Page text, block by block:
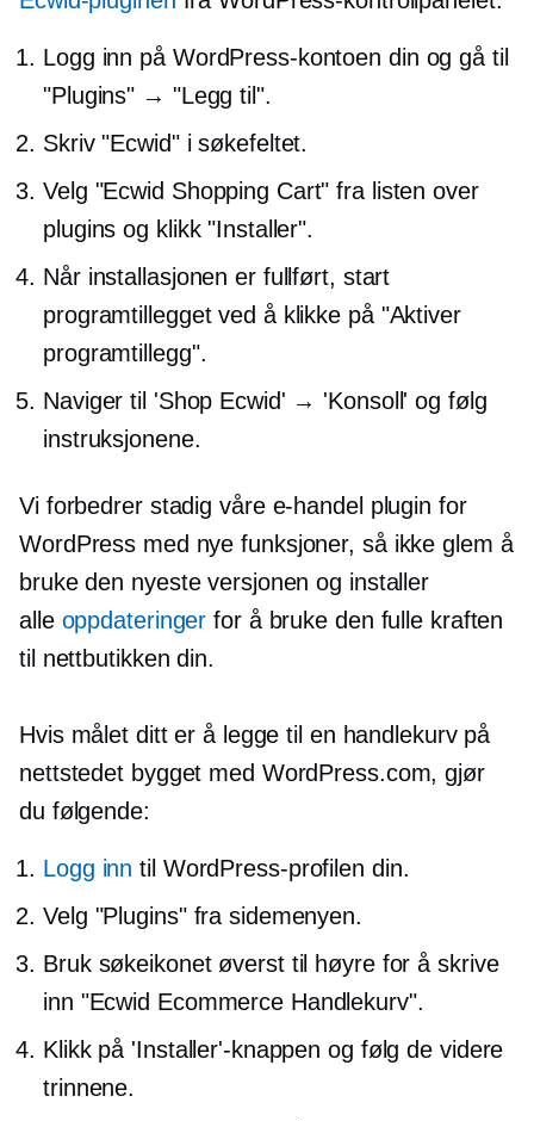
Logg inn på WordPress-kontoen din og gå til
"Plugins" → "Legg til".
Skriv "Ecwid" i søkefeltet.
Velg "Ecwid Shopping Cart" fra listen over
plugins og klikk "Installer".
Når installasjonen er fullført, start
programtillegget ved å klikke på "Aktiver
programtillegg".
Naviger til 'Shop Ecwid' → 'Konsoll' og følg
instruksjonene.
Vi forbedrer stadig våre e-handel plugin for
WordPress med nye funksjoner, så ikke glem å
bruke den nyeste versjonen og installer
alle oppdateringer for å bruke den fulle kraften
til nettbutikken din.
Hvis målet ditt er å legge til en handlekurv på
nettstedet bygget med WordPress.com, gjør
du følgende:
Logg inn til WordPress-profilen din.
Velg "Plugins" fra sidemenyen.
Bruk søkeikonet øverst til høyre for å skrive
inn "Ecwid Ecommerce Handlekurv".
Klikk på 'Installer'-knappen og følg de videre
trinnene.